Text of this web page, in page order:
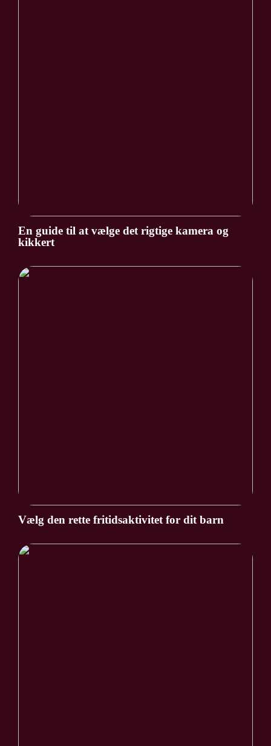
En guide til at vælge det rigtige kamera og
kikkert
Vælg den rette fritidsaktivitet for dit barn